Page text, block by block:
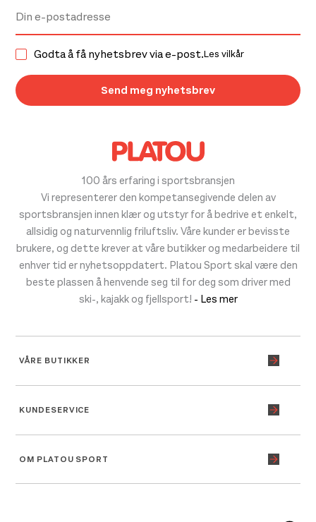
100 års erfaring i sportsbransjen
Vi representerer den kompetansegivende delen av
sportsbransjen innen klær og utstyr for å bedrive et enkelt,
allsidig og naturvennlig friluftsliv. Våre kunder er bevisste
brukere, og dette krever at våre butikker og medarbeidere til
enhver tid er nyhetsoppdatert. Platou Sport skal være den
beste plassen å henvende seg til for deg som driver med
ski-, kajakk og fjellsport! - Les mer
VÅRE BUTIKKER
KUNDESERVICE
OM PLATOU SPORT
Godta å få nyhetsbrev via e-post.Les vilkår